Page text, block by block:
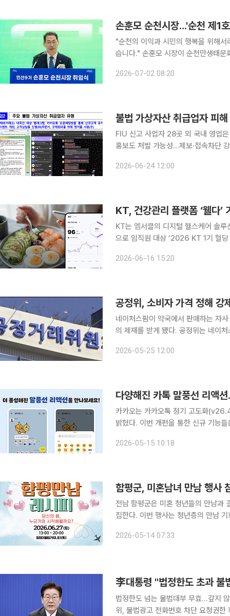
손훈모 순천시장...'순천 제1
"순천의 이익과 시민의 행복을 위해
습니다." 손훈모 시장이 순천만생태문화교육원에서 취임식을 갖고 민선 9기 순천시정의 힘찬 출발
2026-07-02 08:20
불법 가상자산 취급업자 피
FIU 신고 사업자 28곳 외 국내 영업
홍보도 처벌 가능성…제보·접속차단 강화 금융당국이 유튜브, 텔레그램, 오픈채팅방 등을
자금세탁 연루, 개인정보 유출, 투자
2026-06-24 12:00
KT, 건강관리 플랫폼 ‘웰다’
KT는 엠서클의 디지털 헬스케어 솔
으로 임직원 대상 ‘2026 KT 1기 혈
2026-06-16 15:20
공정위, 소비자 가격 정해 강
네이처스팜이 약국에서 판매하는 자
의 제재를 받게 됐다. 공정위는 네이처스팜이 약국에 공급하는 자사 건강기능식품의 판매 가격을 정
고 25일 밝혔다. 네이처스
2026-05-25 12:00
다양해진 카톡 말풍선 리액
카카오는 카카오톡 정기 고도화
밝혔다. 이번 개편을 통한 신규 기능들
과 상황을 표현할 수 있도록 기존 6종
2026-05-15 10:18
함평군, 미혼남녀 만남 행사
전남 함평군은 미혼 청년들의 만남과
집한다. 이번 행사는 청년층의 만남 기회를 확대해 결혼과 출산으로 이어지는 인구정책의 하나로 마
사는 전문 대행업체를 통해 연애특강
2026-05-14 07:33
李대통령 "법정한도 초과
법정한도 넘는 불법대부 무효…갚지
위, 불법광고 전화번호 차단 요청권한 확보 이재명 대통령이 불법사금융 피해자들을